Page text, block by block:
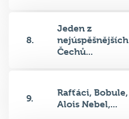
8.
Jeden z
nejúspěšnějších
Čechů...
9.
Rafťáci, Bobule,
Alois Nebel,...